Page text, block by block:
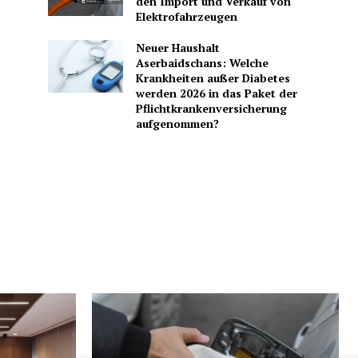
Elektrofahrzeugen
Neuer Haushalt
Aserbaidschans: Welche
Krankheiten außer Diabetes
werden 2026 in das Paket der
Pflichtkrankenversicherung
aufgenommen?